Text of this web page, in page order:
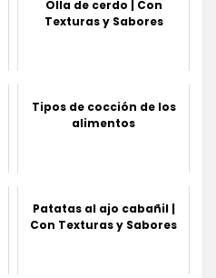
Olla de cerdo | Con
Texturas y Sabores
Tipos de cocción de los
alimentos
Patatas al ajo cabañil |
Con Texturas y Sabores